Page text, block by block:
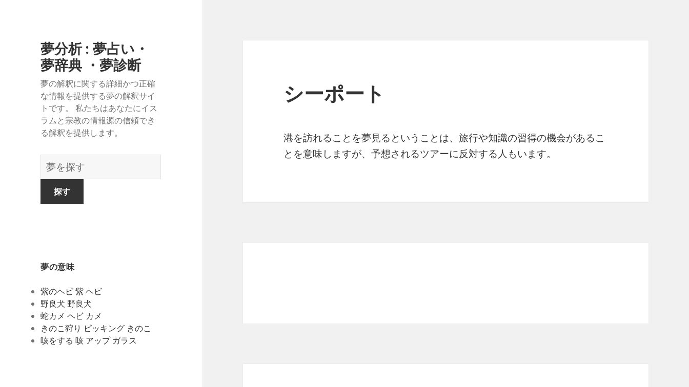
夢分析 : 夢占い・
夢辞典 ・夢診断
夢の解釈に関する詳細かつ正確
な情報を提供する夢の解釈サイ
トです。 私たちはあなたにイス
ラムと宗教の情報源の信頼でき
る解釈を提供します。
夢
の
夢の意味
紫のヘビ 紫 ヘビ
野良犬 野良犬
蛇カメ ヘビ カメ
きのこ狩り ピッキング きのこ
咳をする 咳 アップ ガラス
シーポート
港を訪れることを夢見るということは、旅行や知識の習得の機会があるこ
とを意味しますが、予想されるツアーに反対する人もいます。